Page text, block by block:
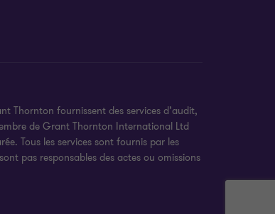
Thornton fournissent des services d’audit,
de Grant Thornton International Ltd
Tous les services sont fournis par les
pas responsables des actes ou omissions